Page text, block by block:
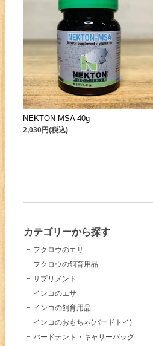
NEKTON-MSA 40g
2,030円(税込)
カテゴリーから探す
フクロウのエサ
フクロウの飼育用品
サプリメント
インコのエサ
インコの飼育用品
インコのおもちゃ(バードトイ)
バードテント・キャリーバッグ